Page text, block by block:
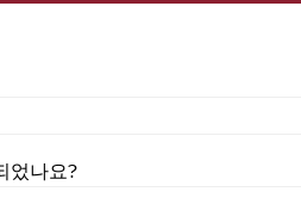
었나요?
나요?